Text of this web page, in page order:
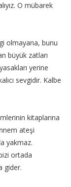
O mübarek
olmayana, bunu
büyük zatları
yerine
sevgidir. Kalbe
kitaplarına
ateşi
yakmaz.
ortada
gider.